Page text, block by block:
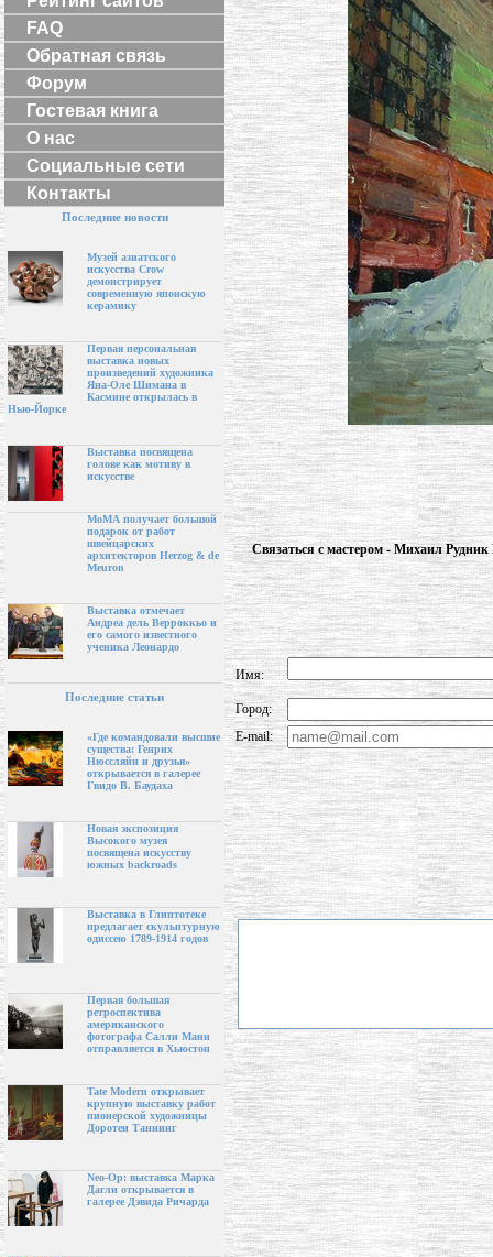
FAQ
Обратная связь
Форум
Гостевая книга
О нас
Социальные сети
Контакты
Последние новости
Музей азиатского
искусства Crow
демонстрирует
современную японскую
керамику
Первая персональная
выставка новых
произведений художника
Яна-Оле Шимана в
Касмине открылась в
Нью-Йорке
Выставка посвящена
голове как мотиву в
искусстве
МоМА получает большой
подарок от работ
швейцарских
архитекторов Herzog & de
Meuron
Выставка отмечает
Андреа дель Верроккьо и
его самого известного
ученика Леонардо
Последние статьи
«Где командовали высшие
существа: Генрих
Нюссляйн и друзья»
открывается в галерее
Гвидо В. Баудаха
Новая экспозиция
Высокого музея
посвящена искусству
южных backroads
Выставка в Глиптотеке
предлагает скульптурную
одиссею 1789-1914 годов
Первая большая
ретроспектива
американского
фотографа Салли Манн
отправляется в Хьюстон
Tate Modern открывает
крупную выставку работ
пионерской художницы
Доротеи Таннинг
Neo-Op: выставка Марка
Дагли открывается в
галерее Дэвида Ричарда
Связаться с мастером - Михаил
Имя:
Город:
E-mail: